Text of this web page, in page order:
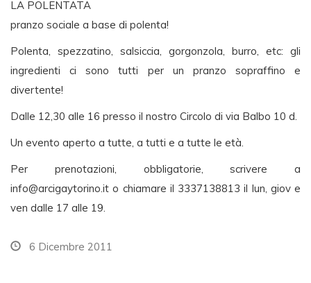
LA POLENTATA
pranzo sociale a base di polenta!
Polenta, spezzatino, salsiccia, gorgonzola, burro, etc: gli
ingredienti ci sono tutti per un pranzo sopraffino e
divertente!
Dalle 12,30 alle 16 presso il nostro Circolo di via Balbo 10 d.
Un evento aperto a tutte, a tutti e a tutte le età.
Per prenotazioni, obbligatorie, scrivere a
info@arcigaytorino.it o chiamare il 3337138813 il lun, giov e
ven dalle 17 alle 19.
6 Dicembre 2011